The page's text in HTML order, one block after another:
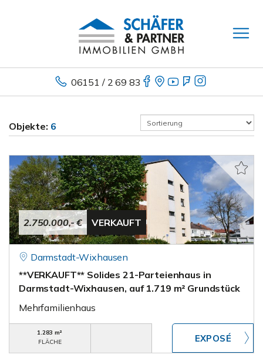
06151 / 2 69 83
Objekte: 6
2.750.000,- € VERKAUFT
Darmstadt-Wixhausen
**VERKAUFT** Solides 21-Parteienhaus in
Darmstadt-Wixhausen, auf 1.719 m² Grundstück
Mehrfamilienhaus
1.283 m²
FLÄCHE